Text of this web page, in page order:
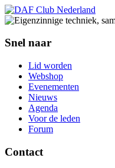
Snel naar
Lid worden
Webshop
Evenementen
Nieuws
Agenda
Voor de leden
Forum
Contact